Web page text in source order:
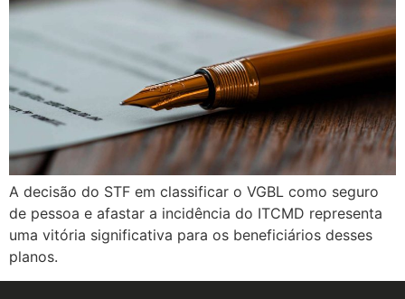
A decisão do STF em classificar o VGBL como seguro
de pessoa e afastar a incidência do ITCMD representa
uma vitória significativa para os beneficiários desses
planos.